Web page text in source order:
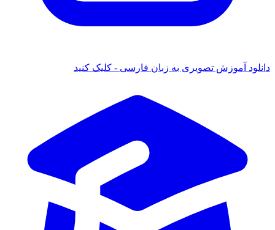
دانلود آموزش تصویری به زبان فارسی - کلیک کنید